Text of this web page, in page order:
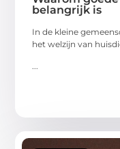
belangrijk is
In de kleine
het welzijn van
...